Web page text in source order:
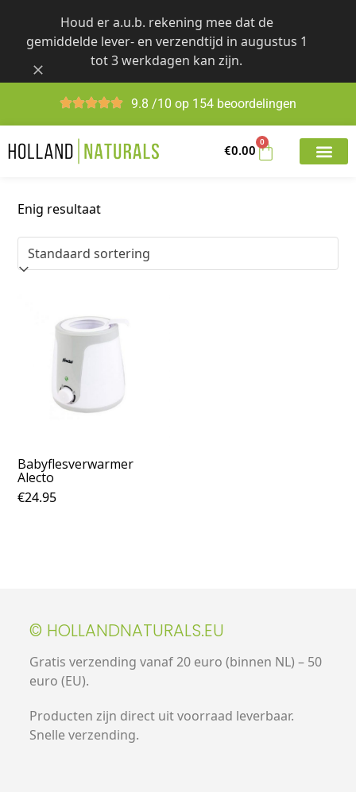
content
Houd er a.u.b. rekening mee dat de
gemiddelde lever- en verzendtijd in augustus 1
tot 3 werkdagen kan zijn.
9.8 /10 op 154 beoordelingen
€0.00
0
Enig resultaat
Babyflesverwarmer
Alecto
€24.95
© HOLLANDNATURALS.EU
Gratis verzending vanaf 20 euro (binnen NL) – 50
euro (EU).
Producten zijn direct uit voorraad leverbaar.
Snelle verzending.